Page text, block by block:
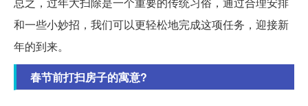
和一些小妙招，我们可以更轻松地完成这项任务，迎接新
年的到来。
春节前打扫房子的寓意?